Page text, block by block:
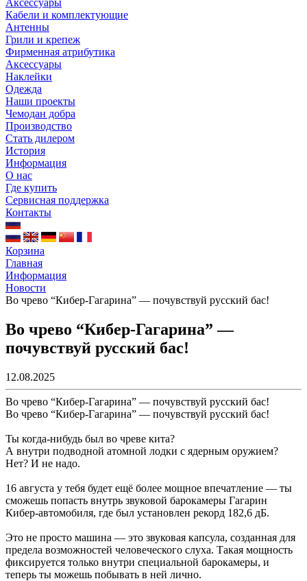
Аксессуары
Кабели и комплектующие
Антенны
Грили и крепеж
Фирменная атрибутика
Аксессуары
Наклейки
Одежда
Наши проекты
Чемодан добра
Производство
Стать дилером
История
Информация
О нас
Где купить
Сервисная поддержка
Контакты
Корзина
Главная
Информация
Новости
Во чрево “Кибер-Гагарина” — почувствуй русский бас!
Во чрево “Кибер-Гагарина” —
почувствуй русский бас!
12.08.2025
Во чрево “Кибер-Гагарина” — почувствуй русский бас!
Во чрево “Кибер-Гагарина” — почувствуй русский бас!
Ты когда-нибудь был во чреве кита?
А внутри подводной атомной лодки с ядерным оружием?
Нет? И не надо.
16 августа у тебя будет ещё более мощное впечатление — ты
сможешь попасть внутрь звуковой барокамеры Гагарин
Кибер-автомобиля, где был установлен рекорд 182,6 дБ.
Это не просто машина — это звуковая капсула, созданная для
предела возможностей человеческого слуха. Такая мощность
фиксируется только внутри специальной барокамеры, и
теперь ты можешь побывать в ней лично.